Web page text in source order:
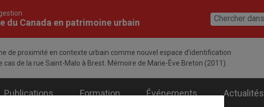
du Canada en patrimoine urbain
de proximité en contexte urbain comme nouvel espace d’identification
cas de la rue Saint-Malo à Brest. Mémoire de Marie-Ève Breton (2011).
Publications Formation Événements Actualités